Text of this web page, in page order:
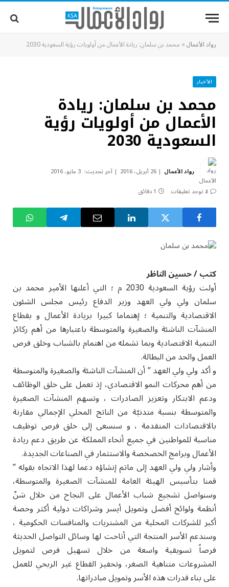
رواد الأعمال» محمد بن سلمان: ريادة الأعمال من أولويات رؤية السعودية 2030
الأخبار
محمد بن سلمان: ريادة
الأعمال من أولويات رؤية
السعودية 2030
رواد الأعمال 26 أبريل، 2016 آخر تحديث: 3 مايو، 2016
لا توجد تعليقات
1 دقائق
كتب / حسين الناظر
أولت رؤية السعودية 2030 م ؛ التي أعلنها الأمير محمد بن
سلمان ولي ولي العهد وزير الدفاع رئيس مجلس الشئون
الاقتصادية والتنمية ؛ إهتماما كبيرا بريادة الأعمال و بقطاع
المنشآت الناشئة والصغيرة والمتوسطة باعتبارها من أهم ركائز
التنمية الاقتصادية وبما تشمله من اهتمام بالشباب وخلق فرص
العمل والحد من البطالة.
و أكد ولي ولي العهد ” أن المنشآت الناشئة والصغيرة والمتوسطة
من أهم محركات النمو الاقتصادي، إذ تعمل على خلق الوظائف
ودعم الابتكار وتعزيز الصادرات ، وتسهم المنشآت الصغيرة
والمتوسطة بنسبة متدنيّة من الناتج المحلي الإجمالي مقارنة
بالاقتصادات المتقدمة ، و سنسعى إلى خلق فرص توظيف
مناسبة للمواطنين في جميع أنحاء المملكة عن طريق دعم ريادة
الأعمال وبرامج الخصخصة والاستثمار في الصناعات الجديدة.
وأشار ولي ولي العهد إلى ماتم إنشاؤه دعما لهذا الاتجاه بقوله ”
قمنا بتأسيس الهيئة العامة للمنشآت الصغيرة والمتوسطة،
وسنواصل تشجيع شباب الأعمال على النجاح من خلال سَنّ
أنظمة ولوائح أفضل وتمويل أيسر وشراكات دولية أكثر وحصة
أكبر للشركات المحلية من المشتريات والمنافسات الحكومية ،
وسندعم الأسر المنتجة التي أتاحت لها وسائل التواصل الحديثة
فرصاً تسويقية واسعة من خلال تسهيل فرص لتمويل
المشروعات متناهية الصغر، وتحفيز القطاع غير الربحي للعمل
على بناء قدرات هذه الأسر وتمويل مبادراتها.